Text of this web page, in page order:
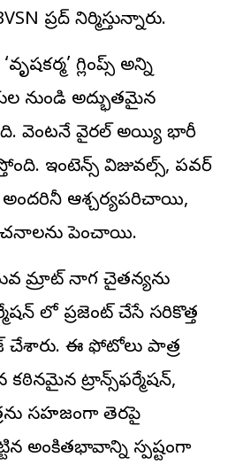
ప్రసాద్ నిర్మిస్తున్నారు.
గ్లింప్స్ అన్ని
నుండి అద్భుతమైన
వెంటనే వైరల్ అయ్యి భారీ
ఇంటెన్స్ విజువల్స్, పవర్
అందరినీ ఆశ్చర్యపరిచాయి,
పెంచాయి.
సామ్రాట్ నాగ చైతన్యను
లో ప్రజెంట్ చేసే సరికొత్త
చేశారు. ఈ ఫోటోలు పాత్ర
ట్రాన్స్‌ఫర్మేషన్‌,
సహజంగా తెరపై
అంకితభావాన్ని స్పష్టంగా